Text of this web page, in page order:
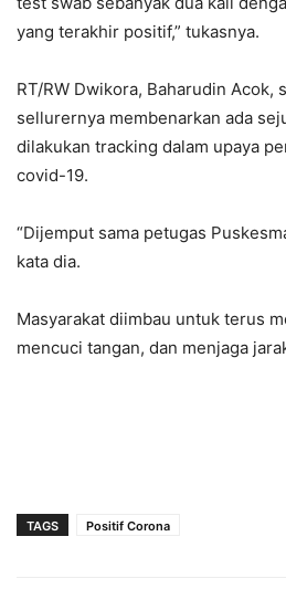
yang terakhir positif,” tukasnya.
RT/RW Dwikora, Baharudin Acok,
sellurernya membenarkan ada
dilakukan tracking dalam upaya
covid-19.
“Dijemput sama petugas
kata dia.
Masyarakat diimbau untuk terus
mencuci tangan, dan menjaga
TAGS Positif Corona